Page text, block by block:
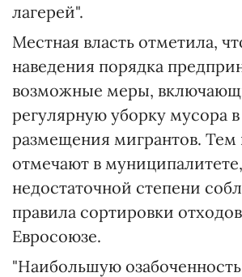
лагерей".
Местная власть отметила,
наведения порядка
возможные меры,
регулярную уборку мусора
размещения мигрантов. Тем
отмечают в
недостаточной степени
правила сортировки
Евросоюзе.
"Наибольшую